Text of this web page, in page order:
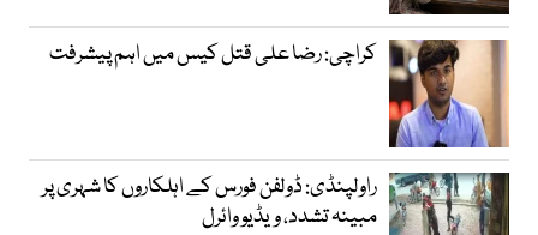
کراچی: رضا علی قتل کیس میں اہم پیشرفت
راولپنڈی: ڈولفن فورس کے اہلکاروں کا شہری پر
مبینہ تشدد، ویڈیو وائرل